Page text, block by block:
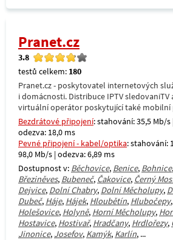
Pranet.cz
3.8
testů celkem: 180
Pranet.cz - poskytovatel internetových
i domácnosti. Distribuce IPTV sledovaniTV
virtuální operátor poskytující také mobilní
Bezdrátové připojení: stahování: 35,5 Mb/
odezva: 18,0 ms
Pevné připojení - kabel/optika: stahování:
98,0 Mb/s | odezva: 6,89 ms
Dostupnost v: Běchovice, Benice, Bohnice,
Březiněves, Bubeneč, Čakovice, Černý
Dejvice, Dolní Chabry, Dolní Měcholupy,
Dubeč, Háje, Hájek, Hloubětín, Hlubočepy,
Holešovice, Holyně, Horní Měcholupy,
Hostavice, Hostivař, Hradčany, Hrdlořezy,
Jinonice, Josefov, Kamýk, Karlín, ...